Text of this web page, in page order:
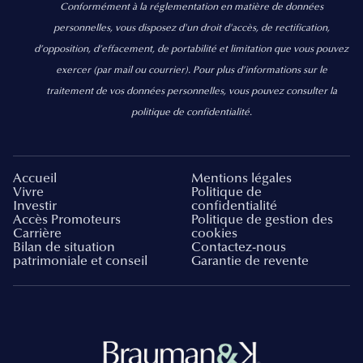
Conformément à la réglementation en matière de données
personnelles, vous disposez d'un droit d'accès, de rectification,
d’opposition, d’effacement, de portabilité et limitation que vous pouvez
exercer (par mail ou courrier). Pour plus d’informations sur le
traitement de vos données personnelles, vous pouvez consulter la
politique de confidentialité.
Accueil
Vivre
Investir
Accès Promoteurs
Carrière
Bilan de situation
patrimoniale et conseil
Mentions légales
Politique de
confidentialité
Politique de gestion des
cookies
Contactez-nous
Garantie de revente